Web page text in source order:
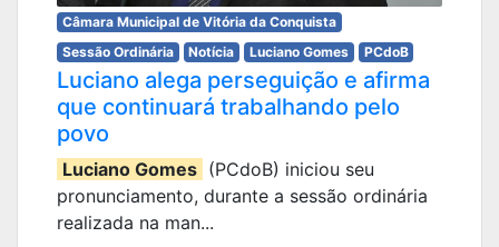
Câmara Municipal de Vitória da Conquista
Sessão Ordinária
Notícia Luciano Gomes PCdoB
Luciano alega perseguição e afirma
que continuará trabalhando pelo
povo
Luciano Gomes (PCdoB) iniciou seu
pronunciamento, durante a sessão ordinária
realizada na man...